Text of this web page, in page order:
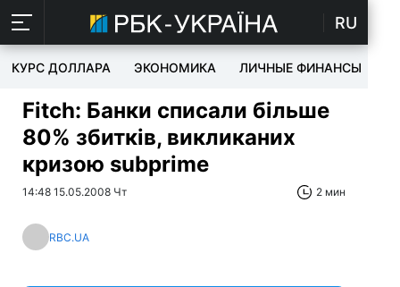
RU
КУРС ДОЛЛАРА ЭКОНОМИКА ЛИЧНЫЕ ФИНАНСЫ
Fitch: Банки списали більше
80% збитків, викликаних
кризою subprime
14:48 15.05.2008 Чт 2 мин
RBC.UA